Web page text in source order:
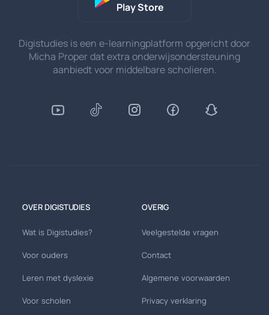
Play Store
Digistudies is een e-learningplatform opgericht door
Micha Proper dat extra onderwijsondersteuning
aanbiedt voor middelbare scholieren.
OVER DIGISTUDIES
Wat is Digistudies?
Voor ouders
Leren met dyslexie
Voor scholen
OVERIG
Veelgestelde vragen
Contact
Algemene voorwaarden
Privacy verklaring